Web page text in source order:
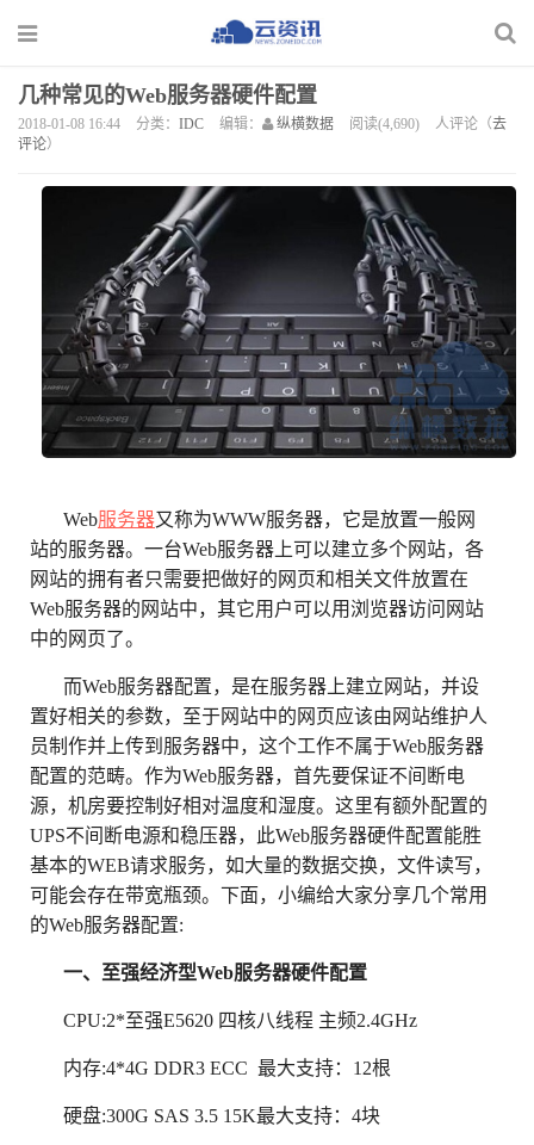
几种常见的Web服务器硬件配置
2018-01-08 16:44 分类： IDC 编辑： 纵横数据 阅读(4,690) 人评论（去
评论）
Web服务器又称为WWW服务器，它是放置一般网
站的服务器。一台Web服务器上可以建立多个网站，各
网站的拥有者只需要把做好的网页和相关文件放置在
Web服务器的网站中，其它用户可以用浏览器访问网站
中的网页了。
而Web服务器配置，是在服务器上建立网站，并设
置好相关的参数，至于网站中的网页应该由网站维护人
员制作并上传到服务器中，这个工作不属于Web服务器
配置的范畴。作为Web服务器，首先要保证不间断电
源，机房要控制好相对温度和湿度。这里有额外配置的
UPS不间断电源和稳压器，此Web服务器硬件配置能胜
基本的WEB请求服务，如大量的数据交换，文件读写，
可能会存在带宽瓶颈。下面，小编给大家分享几个常用
的Web服务器配置:
一、至强经济型Web服务器硬件配置
CPU:2*至强E5620 四核八线程 主频2.4GHz
内存:4*4G DDR3 ECC 最大支持：12根
硬盘:300G SAS 3.5 15K最大支持：4块